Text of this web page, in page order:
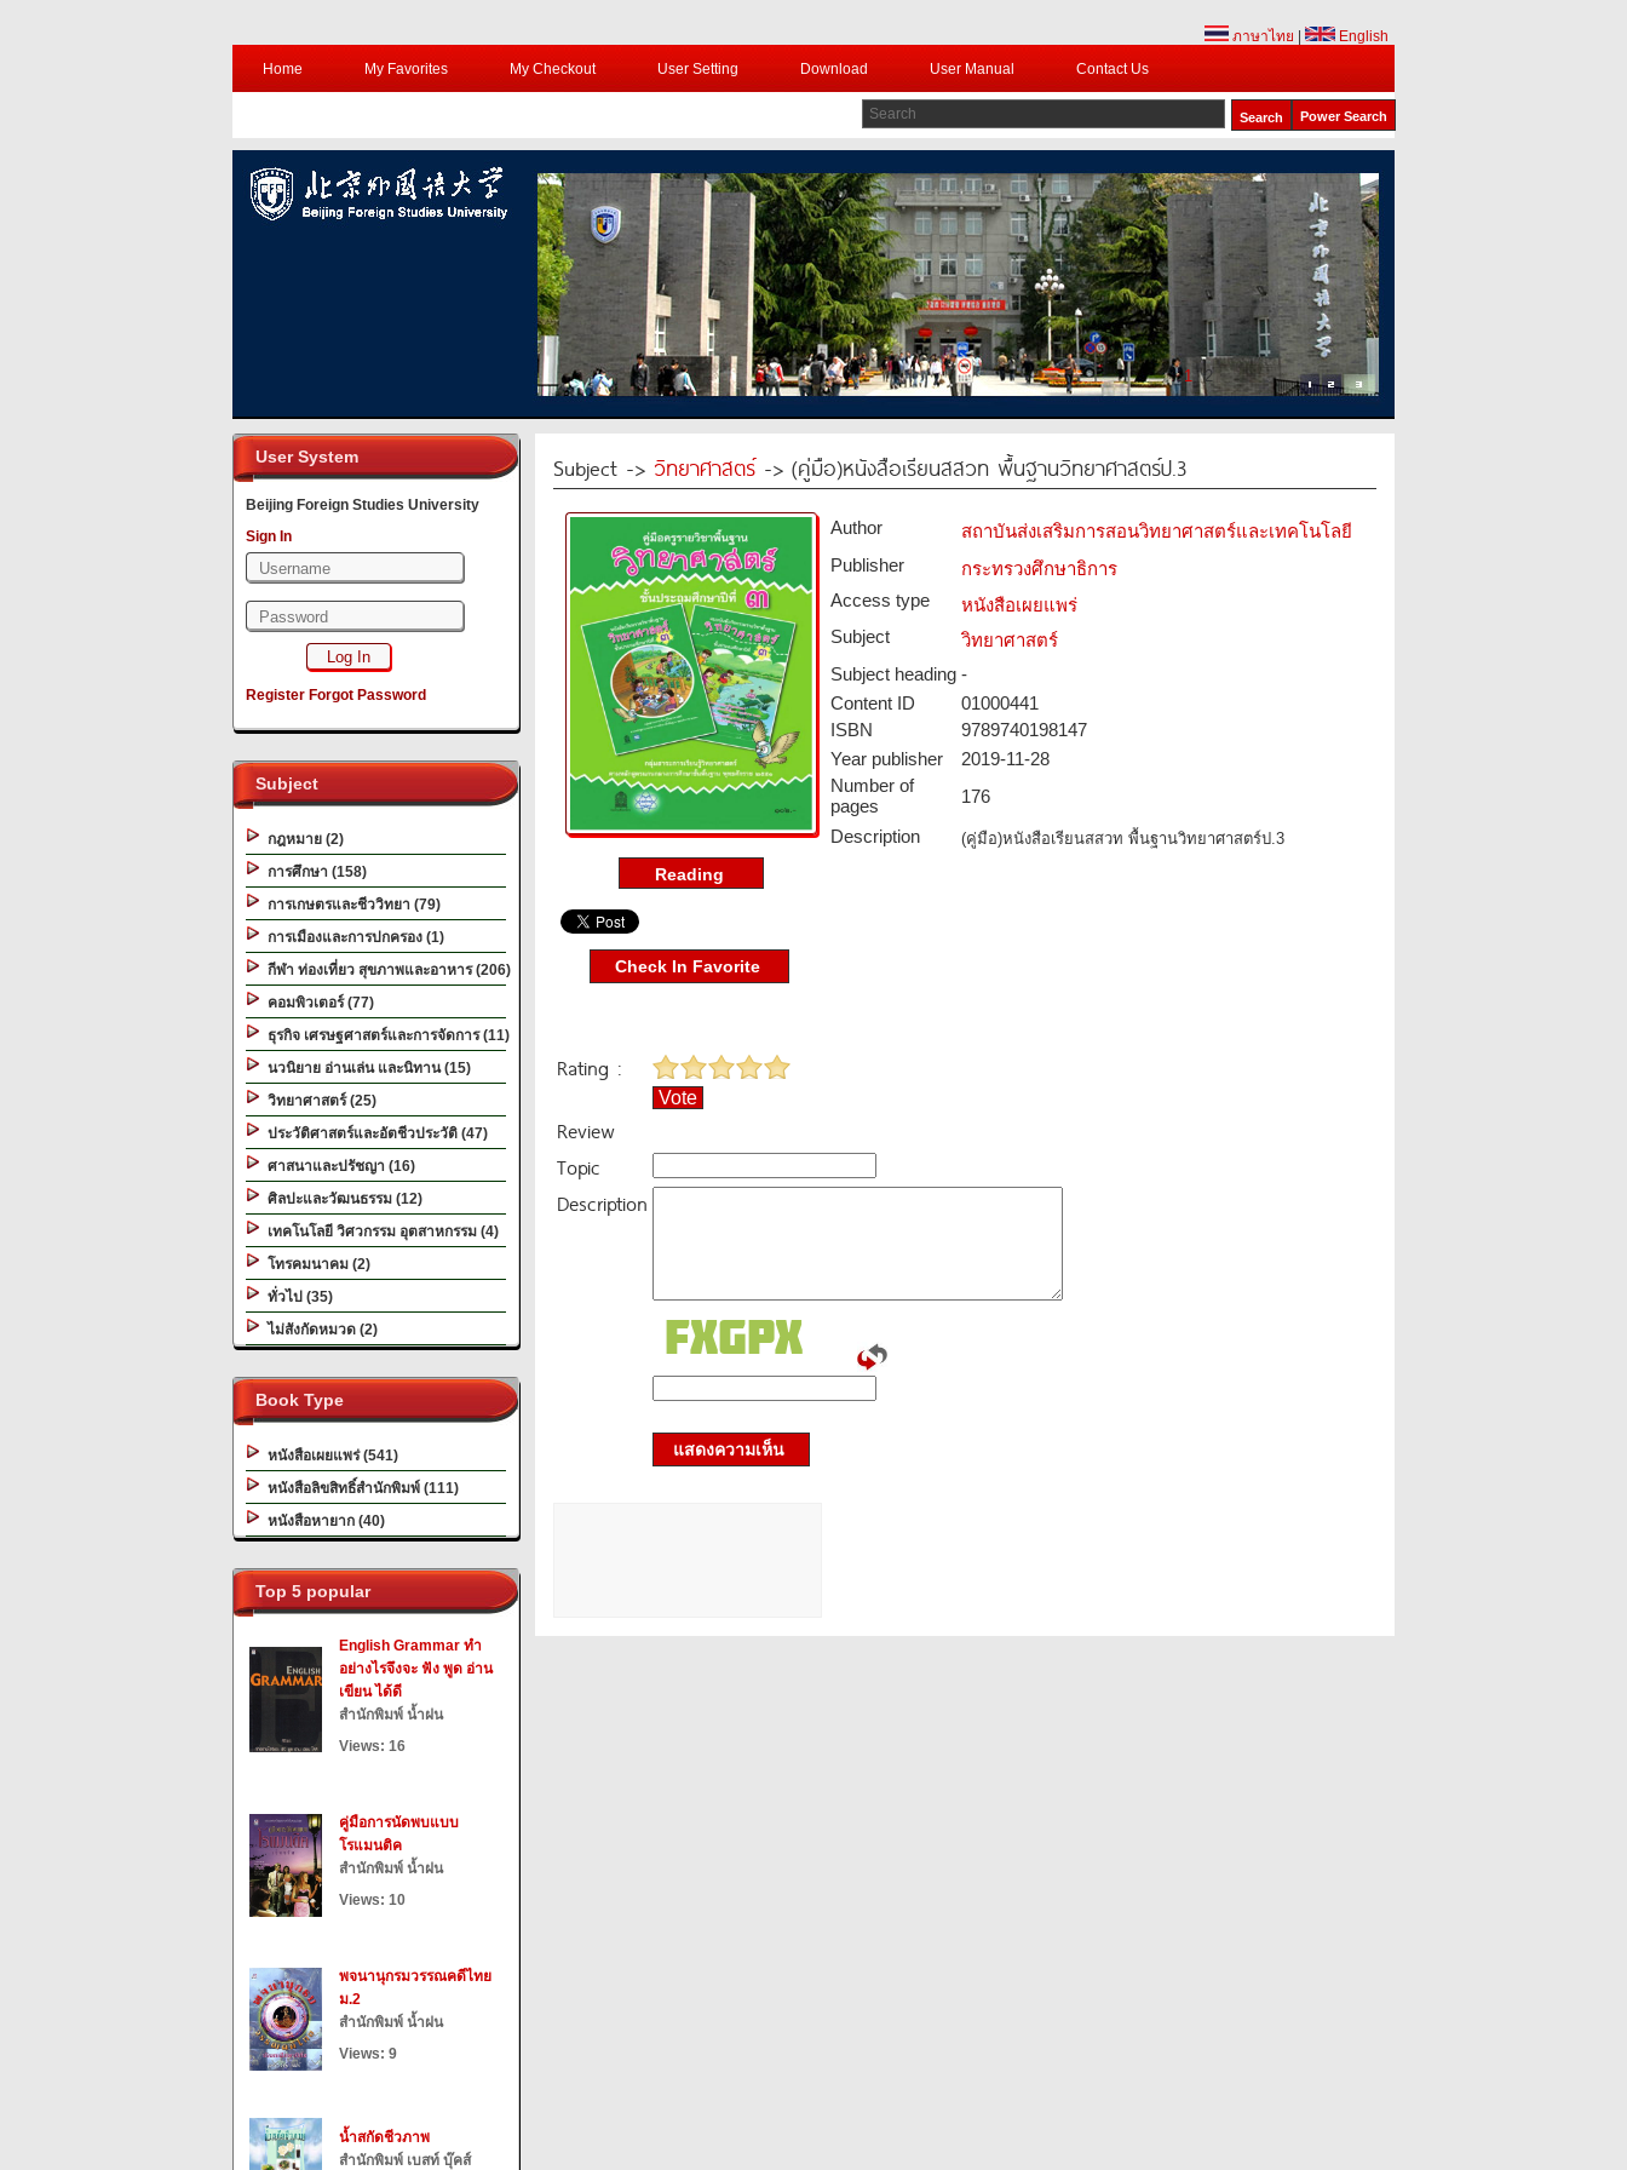
ภาษาไทย
English
Home
My Favorites My Checkout User Setting Download User Manual Contact Us
Power Search
1 2
User System
Beijing Foreign Studies University
Sign In
Register Forgot Password
Subject
กฎหมาย (2)
การศึกษา (158)
การเกษตรและชีววิทยา (79)
การเมืองและการปกครอง (1)
กีฬา ท่องเที่ยว สุขภาพและอาหาร (206)
คอมพิวเตอร์ (77)
ธุรกิจ เศรษฐศาสตร์และการจัดการ (11)
นวนิยาย อ่านเล่น และนิทาน (15)
วิทยาศาสตร์ (25)
ประวัติศาสตร์และอัตชีวประวัติ (47)
ศาสนาและปรัชญา (16)
ศิลปะและวัฒนธรรม (12)
เทคโนโลยี วิศวกรรม อุตสาหกรรม (4)
โทรคมนาคม (2)
ทั่วไป (35)
ไม่สังกัดหมวด (2)
Book Type
หนังสือเผยแพร่ (541)
หนังสือลิขสิทธิ์สำนักพิมพ์ (111)
หนังสือหายาก (40)
Top 5 popular
English Grammar ทำ
อย่างไรจึงจะ ฟัง พูด อ่าน
เขียน ได้ดี
สำนักพิมพ์ น้ำฝน
Views: 16
คู่มือการนัดพบแบบ
โรแมนติค
สำนักพิมพ์ น้ำฝน
Views: 10
พจนานุกรมวรรณคดีไทย
ม.2
สำนักพิมพ์ น้ำฝน
Views: 9
น้ำสกัดชีวภาพ
สำนักพิมพ์ เบสท์ บุ๊คส์
Subject -> วิทยาศาสตร์-> (คู่มือ)หนังสือเรียนสสวท พื้นฐานวิทยาศาสตร์ป.3
Author
สถาบันส่งเสริมการสอนวิทยาศาสตร์และเทคโนโลยี
Publisher
กระทรวงศึกษาธิการ
Access type­
หนังสือเผยแพร่
Subject­
วิทยาศาสตร์
Subject heading -
Content ID­
01000441
ISBN
9789740198147
Year publisher
2019-11-28
Number of
pages
176
Description
(คู่มือ)หนังสือเรียนสสวท พื้นฐานวิทยาศาสตร์ป.3
Check In Favorite
Rating :
Vote
Review
Topic
Description
แสดงความเห็น